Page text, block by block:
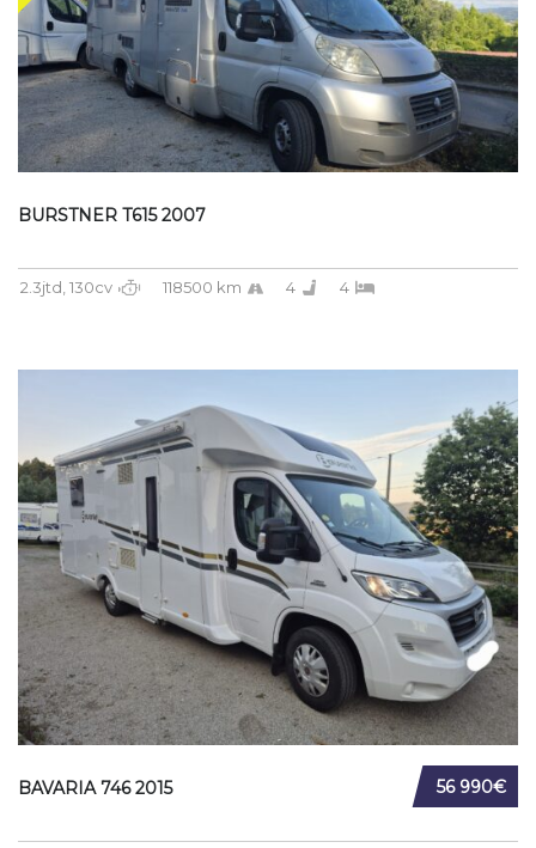
BURSTNER T615 2007
2.3jtd, 130cv 118500 km 4 4
56 990€
BAVARIA 746 2015